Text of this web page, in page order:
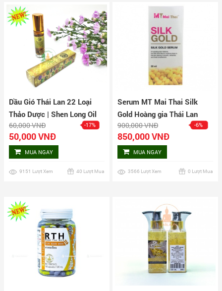
Dầu Gió Thái Lan 22 Loại
Thảo Dược | Shen Long Oil
Thai Herbal
60,000 VNĐ -17%
50,000 VNĐ
MUA NGAY
9151 Lượt Xem 40 Lượt Mua
Serum MT Mai Thai Silk
Gold Hoàng gia Thái Lan
900,000 VNĐ -6%
850,000 VNĐ
MUA NGAY
3566 Lượt Xem 0 Lượt Mua